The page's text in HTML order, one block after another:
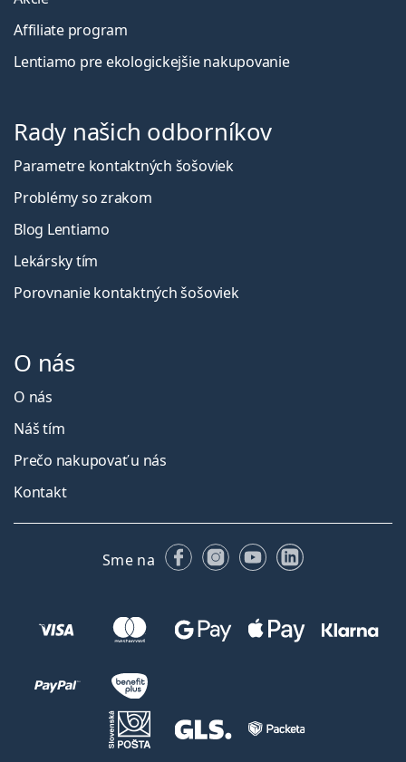
Affiliate program
Lentiamo pre ekologickejšie nakupovanie
Rady našich odborníkov
Parametre kontaktných šošoviek
Problémy so zrakom
Blog Lentiamo
Lekársky tím
Porovnanie kontaktných šošoviek
O nás
O nás
Náš tím
Prečo nakupovať u nás
Kontakt
Sme na FacebookuInstagrame
YouTubeLinkedIn